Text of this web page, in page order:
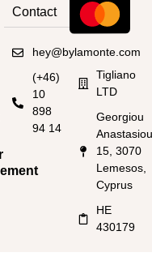
Contact
hey@bylamonte.com
(+46)
10
898
94 14
Tigliano
LTD
Georgiou
Anastasiou
15, 3070
Lemesos,
Cyprus
HE
430179